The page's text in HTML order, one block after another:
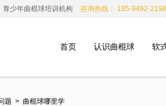
少年曲棍球培训机构 咨询热线： 185-9492-2198
首页 认识曲棍球 软
题 > 曲棍球哪里学